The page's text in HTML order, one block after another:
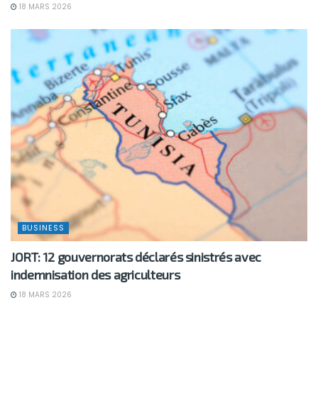
18 MARS 2026
BUSINESS
JORT: 12 gouvernorats déclarés sinistrés avec
indemnisation des agriculteurs
18 MARS 2026